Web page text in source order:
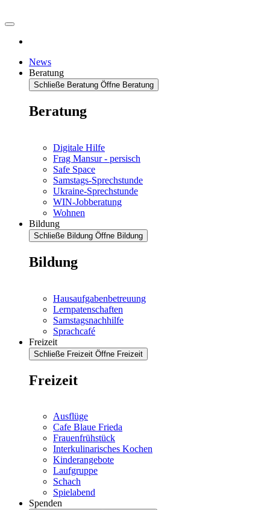
News
Beratung
Schließe Beratung Öffne Beratung
Beratung
Digitale Hilfe
Frag Mansur - persisch
Safe Space
Samstags-Sprechstunde
Ukraine-Sprechstunde
WIN-Jobberatung
Wohnen
Bildung
Schließe Bildung Öffne Bildung
Bildung
Hausaufgabenbetreuung
Lernpatenschaften
Samstagsnachhilfe
Sprachcafé
Freizeit
Schließe Freizeit Öffne Freizeit
Freizeit
Ausflüge
Cafe Blaue Frieda
Frauenfrühstück
Interkulinarisches Kochen
Kinderangebote
Laufgruppe
Schach
Spielabend
Spenden